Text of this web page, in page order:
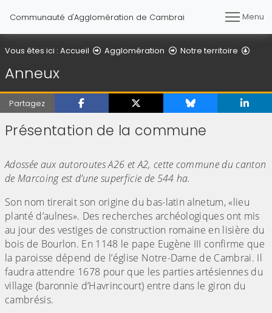
Communauté d'Agglomération de Cambrai Menu
Vous êtes ici : Accueil Agglomération Notre territoire
Anneux
Partagez
Présentation de la commune
Adossée aux autoroutes A26 et A2, cette commune du canton
de Marcoing est d’une superficie de 544 ha.
Son nom tirerait son origine du bas-latin alnetum, «lieu
planté d’aulnes». Des recherches archéologiques ont mis
au jour des vestiges de construction romaine en lisière du
bois de Bourlon. En 1148 le pape Eugène III confirme que
la paroisse dépend de l’église Notre-Dame de Cambrai. Il
faudra attendre 1678 pour que les parties artésiennes du
village (baronnie d’Havrincourt) entre dans le giron du
cambrésis.